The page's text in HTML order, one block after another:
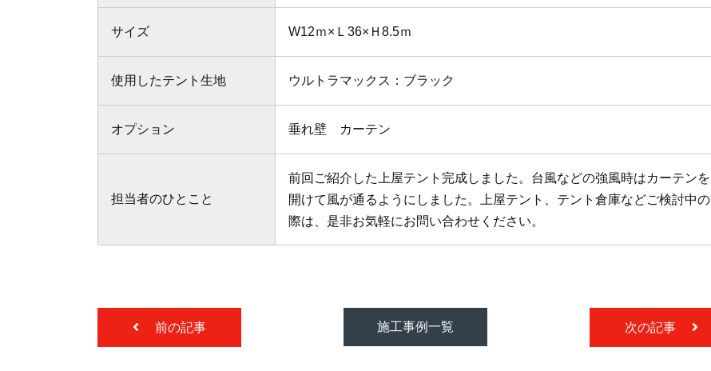
サイズ W12ｍ×Ｌ36×Ｈ8.5ｍ
使用したテント生地 ウルトラマックス：ブラック
オプション 垂れ壁 カーテン
担当者のひとこと
前回ご紹介した上屋テント完成しました。台風などの強風時はカーテンを
開けて風が通るようにしました。上屋テント、テント倉庫などご検討中の
際は、是非お気軽にお問い合わせください。
前の記事 次の記事
施工事例一覧